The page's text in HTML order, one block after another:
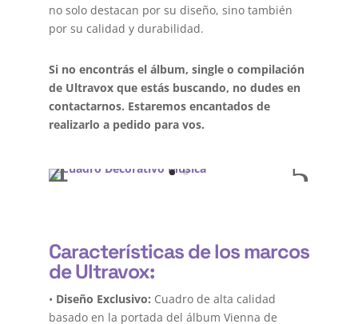
no solo destacan por su diseño, sino también
por su calidad y durabilidad.
Si no encontrás el álbum, single o compilación
de Ultravox que estás buscando, no dudes en
contactarnos. Estaremos encantados de
realizarlo a pedido para vos.
Características de los marcos
de Ultravox:
• Diseño Exclusivo: Cuadro de alta calidad
basado en la portada del álbum Vienna de